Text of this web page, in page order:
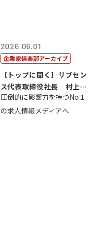
2026.06.01
企業家倶楽部アーカイブ
【トップに聞く】リブセン
ス代表取締役社長 村上太
一 氏
圧倒的に影響力を持つNo１
の求人情報メディアへ